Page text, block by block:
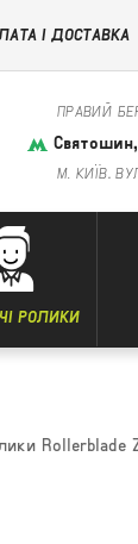
І ДОСТАВКА
ПРАВИЙ
М. КИЇВ,
РОЛИКИ
Rollerblade